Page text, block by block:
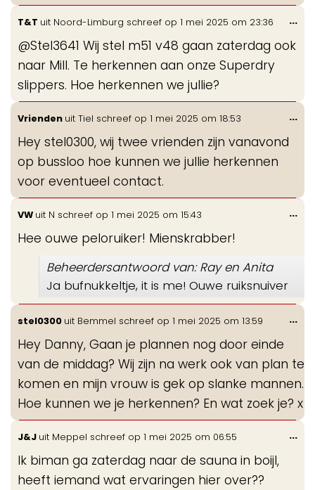
T&T uit Noord-Limburg schreef op 1 mei 2025 om 23:36
@Stel3641 Wij stel m51 v48 gaan zaterdag ook
naar Mill. Te herkennen aan onze Superdry
slippers. Hoe herkennen we jullie?
...
Vrienden uit Tiel schreef op 1 mei 2025 om 18:53
Hey stel0300, wij twee vrienden zijn vanavond
op bussloo hoe kunnen we jullie herkennen
voor eventueel contact.
...
VW uit N schreef op 1 mei 2025 om 15:43
Hee ouwe peloruiker! Mienskrabber!
Beheerdersantwoord van: Ray en Anita
Ja bufnukkeltje, it is me! Ouwe ruiksnuiver
...
stel0300 uit Bemmel schreef op 1 mei 2025 om 13:59
Hey Danny, Gaan je plannen nog door einde
van de middag? Wij zijn na werk ook van plan te
komen en mijn vrouw is gek op slanke mannen.
Hoe kunnen we je herkennen? En wat zoek je? x
...
J&J uit Meppel schreef op 1 mei 2025 om 06:55
Ik biman ga zaterdag naar de sauna in boijl,
heeft iemand wat ervaringen hier over??
...